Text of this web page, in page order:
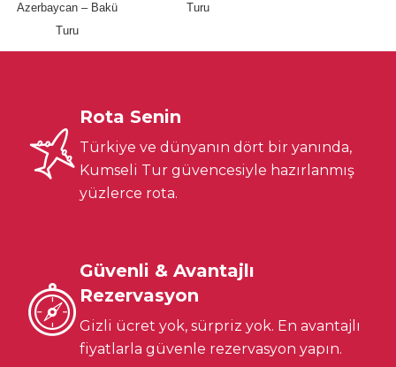
Azerbaycan – Bakü
Turu
Turu
Rota Senin
Türkiye ve dünyanın dört bir yanında,
Kumseli Tur güvencesiyle hazırlanmış
yüzlerce rota.
Güvenli & Avantajlı
Rezervasyon
Gizli ücret yok, sürpriz yok. En avantajlı
fiyatlarla güvenle rezervasyon yapın.